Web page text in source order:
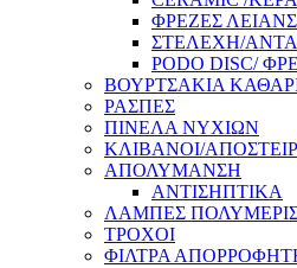
ΦΡΕΖΕΣ
ΣΤΕΛΕΧΗ/
PODO DISC/
ΒΟΥΡΤΣΑΚΙΑ
ΡΑΣΠΕΣ
ΠΙΝΕΛΑ ΝΥΧΙΩΝ
ΚΛΙΒΑΝΟΙ/
ΑΠΟΛΥΜΑΝΣΗ
ΑΝΤΙΣΗΠΤΙΚΑ
ΛΑΜΠΕΣ
ΤΡΟΧΟΙ
ΦΙΛΤΡΑ